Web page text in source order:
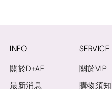
INFO
關於D+AF
最新消息
SERVICE
關於VIP
購物須知